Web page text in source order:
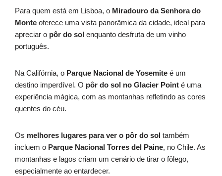
Para quem está em Lisboa, o Miradouro da Senhora do
Monte oferece uma vista panorâmica da cidade, ideal para
apreciar o pôr do sol enquanto desfruta de um vinho
português.
Na Califórnia, o Parque Nacional de Yosemite é um
destino imperdível. O pôr do sol no Glacier Point é uma
experiência mágica, com as montanhas refletindo as cores
quentes do céu.
Os melhores lugares para ver o pôr do sol também
incluem o Parque Nacional Torres del Paine, no Chile. As
montanhas e lagos criam um cenário de tirar o fôlego,
especialmente ao entardecer.